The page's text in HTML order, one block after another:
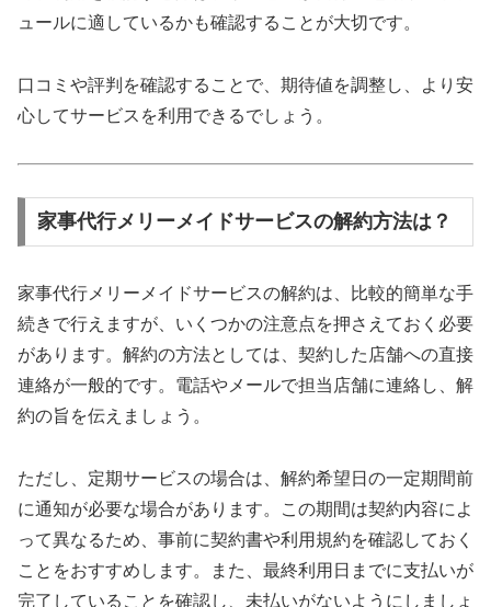
ュールに適しているかも確認することが大切です。
口コミや評判を確認することで、期待値を調整し、より安
心してサービスを利用できるでしょう。
家事代行メリーメイドサービスの解約方法は？
家事代行メリーメイドサービスの解約は、比較的簡単な手
続きで行えますが、いくつかの注意点を押さえておく必要
があります。解約の方法としては、契約した店舗への直接
連絡が一般的です。電話やメールで担当店舗に連絡し、解
約の旨を伝えましょう。
ただし、定期サービスの場合は、解約希望日の一定期間前
に通知が必要な場合があります。この期間は契約内容によ
って異なるため、事前に契約書や利用規約を確認しておく
ことをおすすめします。また、最終利用日までに支払いが
完了していることを確認し、未払いがないようにしましょ